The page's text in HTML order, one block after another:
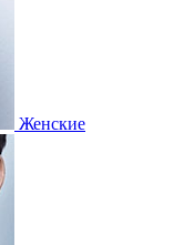
Женские